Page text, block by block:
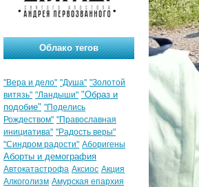
Облако тегов
"Вера и дело" "Душа" "Золотой
витязь" "Ландыши" "Образ и
подобие" "Поделись
Рождеством" "Православная
инициатива" "Радость веры"
"Синдром радости" Аборигены
Аборты и демография
Автокатастрофа Аксиос Акция
Алкоголизм Амурская епархия